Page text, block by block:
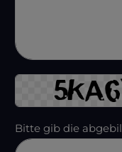
Bitte gib die